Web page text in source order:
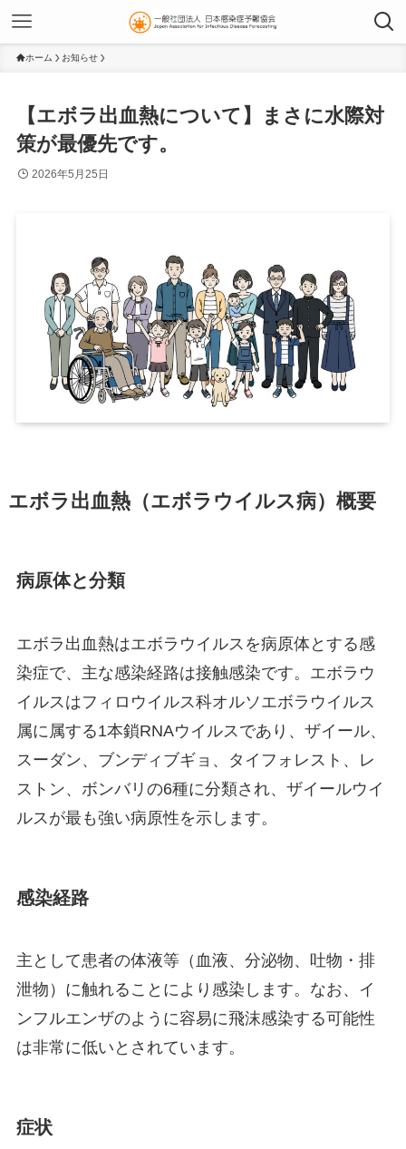
ホーム お知らせ
【エボラ出血熱について】まさに水際対
策が最優先です。
2026年5月25日
エボラ出血熱（エボラウイルス病）概要
病原体と分類
エボラ出血熱はエボラウイルスを病原体とする感
染症で、主な感染経路は接触感染です。エボラウ
イルスはフィロウイルス科オルソエボラウイルス
属に属する1本鎖RNAウイルスであり、ザイール、
スーダン、ブンディブギョ、タイフォレスト、レ
ストン、ボンバリの6種に分類され、ザイールウイ
ルスが最も強い病原性を示します。
感染経路
主として患者の体液等（血液、分泌物、吐物・排
泄物）に触れることにより感染します。なお、イ
ンフルエンザのように容易に飛沫感染する可能性
は非常に低いとされています。
症状